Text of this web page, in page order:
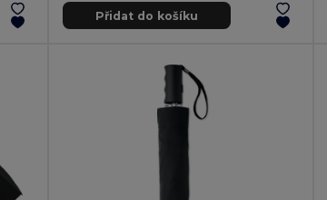
Přidat do košíku